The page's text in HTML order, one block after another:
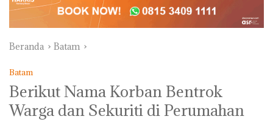
Beranda Batam
Batam
Berikut Nama Korban Bentrok
Warga dan Sekuriti di Perumahan